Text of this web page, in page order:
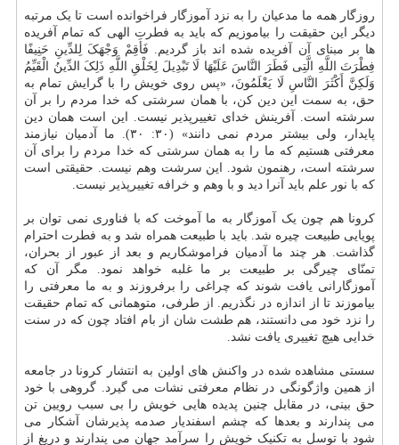
روزگار همه ما مدعیان را به نزد آموزگار فراخوانده است تا یک مرتبه
دیگر این حقیقت را بیاموزیم که باید به فطرت الهی که تمام آفریده
ها بر مبنای آن آفریده شده اند باز گردیم. فَأَقِمْ وَجْهَکَ لِلدِّینِ حَنِیفًا
فِطْرَتَ اللَّهِ الَّتِی فَطَرَ النَّاسَ عَلَیْهَا لَا تَبْدِیلَ لِخَلْقِ اللَّهِ ذَلِکَ الدِّینُ الْقَیِّمُ
وَلَکِنَّ أَکْثَرَ النَّاسِ لَا یَعْلَمُونَ، «پس روی خویش را با گرایش تمام به
حق، به سمت این دین کن، با همان سرشتی که خدا مردم را بر آن
سرشته است. آفرینش خدای تغییرپذیر نیست. این است همان دین
پایدار، ولی بیشتر مردم نمی دانند» (۳۰: ۳۰). ما آدمیان نیازمند
معرفتی هستیم که ما را به همان سرشتی که خدا مردم را برای آن
سرشته است، رهنمون شود. این سرشت وهم نیست. حقیقتی است
که با نور علم باید آنرا دید و با وهم و خرافه تغییرپذیر نیست.
کرونا هم چون یک آموزگار به ما آموخت که با فناوری نمی توان بر
پویایی طبیعت چیره شد. باید با طبیعت همراه شد و به فطرت احترام
گذاشت. هر چند ما آدمیان فراموشکاریم و بعد از عبور از بحران،
تمنّای چیرگی بر طبیعت بر ما غلبه خواهد نمود. مگر آن که
آموزگارانی یافت شوند که چراغی را برفروزند و به ما معرفتی را
بیاموزند تا از اندازه در نگذریم. از طرفی، متوهمانی که تمام حقیقت
را نزد خود می دانستند، هم طشت شان از بام افتاد چون که در سنت
خدایی هیچ تغییری یافت نشد.
سستی مشاهده شده در واکنش های اولین به انتشار کرونا در جامعه
از همین واژگونگی در نظام معرفتی نشات می گیرد. گروهی با خود
حق بینی، در مقابل چنین پدیده هایی خویش را بی سبب رویین تن
می پندارند و بعدها که چشم اسفندیار صدمه پذیرشان آشکار می
شود با توسل به تکنیک خویش را سرآمد جهان می پندارند و دریغ از